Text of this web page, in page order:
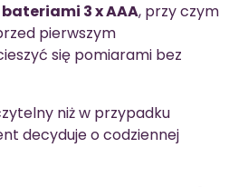
3 x AAA, przy czym
pierwszym
się pomiarami bez
niż w przypadku
decyduje o codziennej